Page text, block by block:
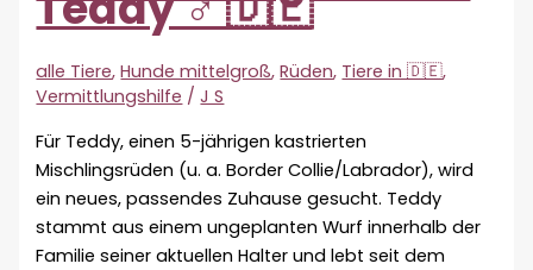
alle Tiere,Hunde mittelgroß,Rüden, Tiere in 🇩🇪,
Vermittlungshilfe /J S
Für Teddy, einen 5-jährigen kastrierten
Mischlingsrüden (u. a. Border Collie/Labrador), wird
ein neues, passendes Zuhause gesucht. Teddy
stammt aus einem ungeplanten Wurf innerhalb der
Familie seiner aktuellen Halter und lebt seit dem